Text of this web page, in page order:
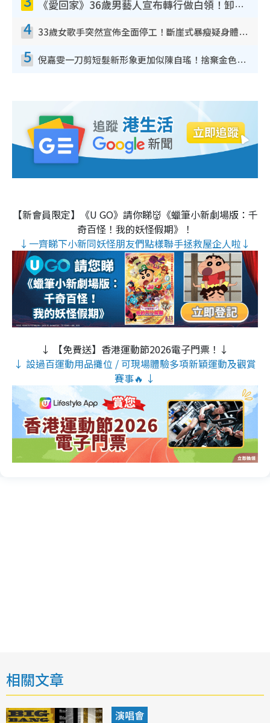
《愛回家》36歲男藝人宣布轉行做白領！卸下藝人身份回歸素人平淡生活
4 33歲女歌手突然宣佈全面停工！斷崖式暴瘦疑身體亮紅燈！聲明曝︰將暫時淡出
5 倪嘉雯一刀剪短髮新形象更加似陳自瑤！捨棄金色長髮造型氣質大變超驚喜
【新會員限定】《U GO》請你睇👹《蠟筆小新劇場版：千
奇百怪！我的妖怪假期》！
↓一齊睇下小新同妖怪朋友們點樣聯手拯救屋企人啦↓
↓ 【免費送】香港運動節2026電子門票！↓
↓ 設過百運動用品攤位 / 可現場體驗多項新穎運動及觀賞
賽事🔥 ↓
相關文章
演唱會